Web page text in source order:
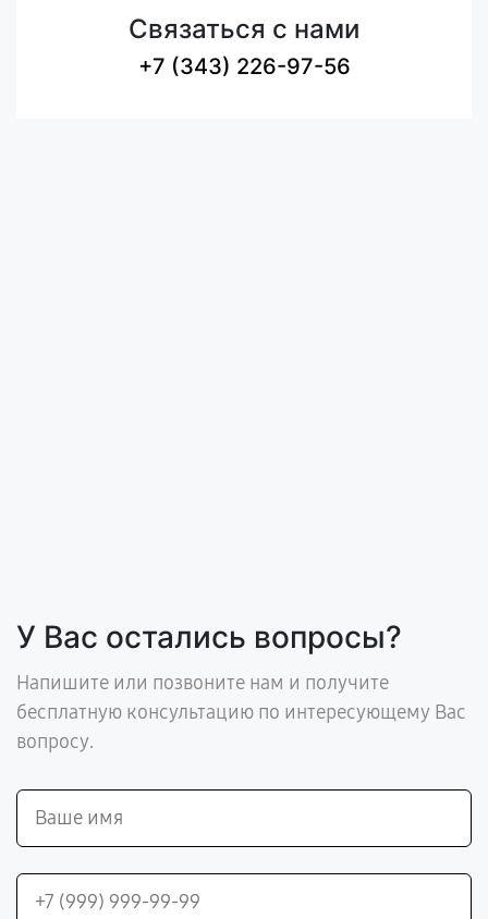
Связаться с нами
+7 (343) 226-97-56
У Вас остались вопросы?
Напишите или позвоните нам и получите
бесплатную консультацию по интересующему Вас
вопросу.